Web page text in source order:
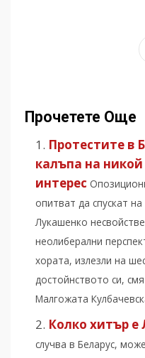
Прочетете Още
Протестите в
калъпа на
интерес
опитват да спускат
Лукашенко
неолиберални
хората, излезли на
достойнството си,
Малгожата
Колко хитър е
случва в Беларус,